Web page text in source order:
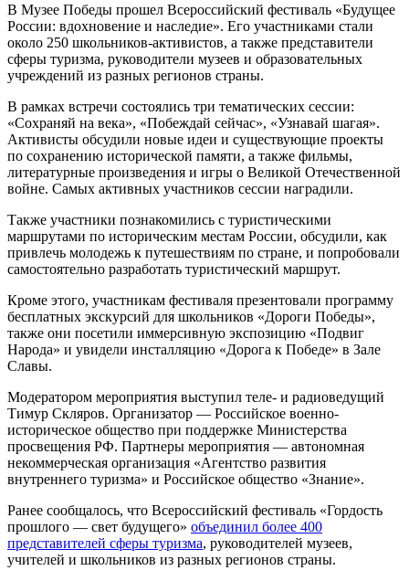
В Музее Победы прошел Всероссийский фестиваль «Будущее
России: вдохновение и наследие». Его участниками стали
около 250 школьников-активистов, а также представители
сферы туризма, руководители музеев и образовательных
учреждений из разных регионов страны.
В рамках встречи состоялись три тематических сессии:
«Сохраняй на века», «Побеждай сейчас», «Узнавай шагая».
Активисты обсудили новые идеи и существующие проекты
по сохранению исторической памяти, а также фильмы,
литературные произведения и игры о Великой Отечественной
войне. Самых активных участников сессии наградили.
Также участники познакомились с туристическими
маршрутами по историческим местам России, обсудили, как
привлечь молодежь к путешествиям по стране, и попробовали
самостоятельно разработать туристический маршрут.
Кроме этого, участникам фестиваля презентовали программу
бесплатных экскурсий для школьников «Дороги Победы»,
также они посетили иммерсивную экспозицию «Подвиг
Народа» и увидели инсталляцию «Дорога к Победе» в Зале
Славы.
Модератором мероприятия выступил теле- и радиоведущий
Тимур Скляров. Организатор — Российское военно-
историческое общество при поддержке Министерства
просвещения РФ. Партнеры мероприятия — автономная
некоммерческая организация «Агентство развития
внутреннего туризма» и Российское общество «Знание».
Ранее сообщалось, что Всероссийский фестиваль «Гордость
прошлого — свет будущего» объединил более 400
представителей сферы туризма, руководителей музеев,
учителей и школьников из разных регионов страны.